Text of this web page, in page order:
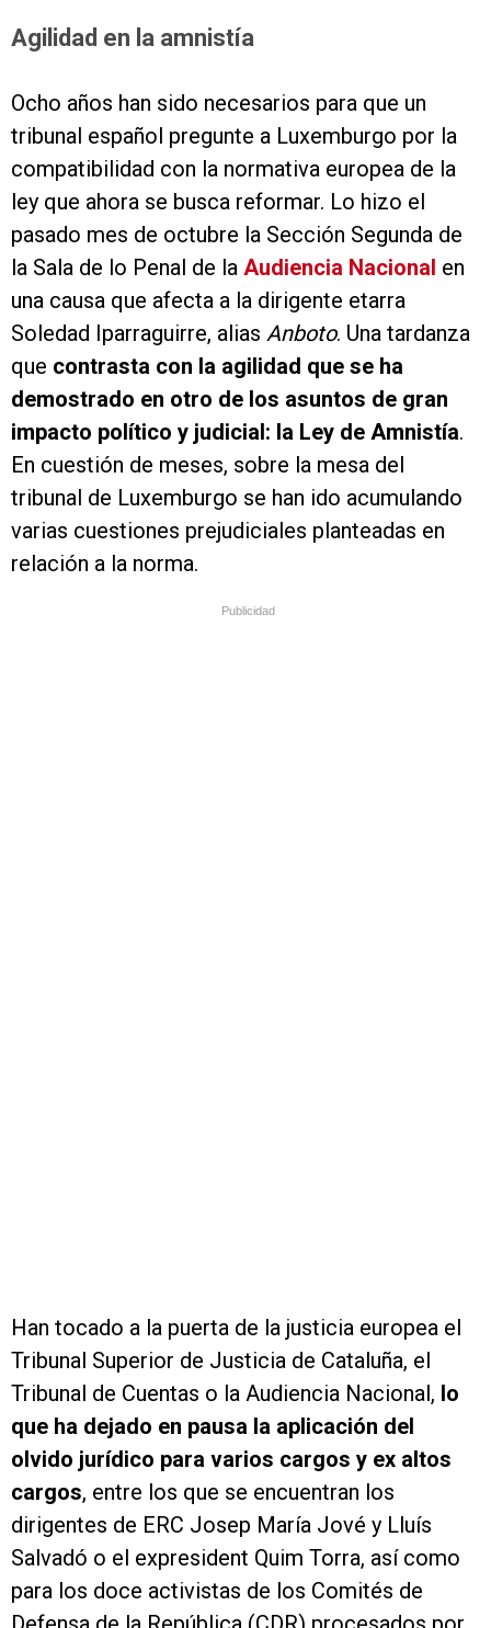
Agilidad en la amnistía
Ocho años han sido necesarios para que un
tribunal español pregunte a Luxemburgo por la
compatibilidad con la normativa europea de la
ley que ahora se busca reformar. Lo hizo el
pasado mes de octubre la Sección Segunda de
la Sala de lo Penal de la Audiencia Nacional en
una causa que afecta a la dirigente etarra
Soledad Iparraguirre, alias Anboto. Una tardanza
que contrasta con la agilidad que se ha
demostrado en otro de los asuntos de gran
impacto político y judicial: la Ley de Amnistía.
En cuestión de meses, sobre la mesa del
tribunal de Luxemburgo se han ido acumulando
varias cuestiones prejudiciales planteadas en
relación a la norma.
Publicidad
Han tocado a la puerta de la justicia europea el
Tribunal Superior de Justicia de Cataluña, el
Tribunal de Cuentas o la Audiencia Nacional, lo
que ha dejado en pausa la aplicación del
olvido jurídico para varios cargos y ex altos
cargos, entre los que se encuentran los
dirigentes de ERC Josep María Jové y Lluís
Salvadó o el expresident Quim Torra, así como
para los doce activistas de los Comités de